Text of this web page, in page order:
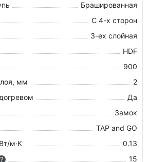
Брашированная
С 4-х сторон
3-ех слойная
HDF
900
мм
2
Да
Замок
TAP and GO
м·К
0.13
?
15